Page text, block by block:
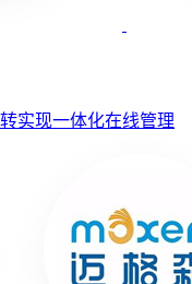
实现一体化在线管理